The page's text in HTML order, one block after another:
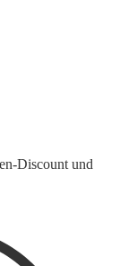
Discount und